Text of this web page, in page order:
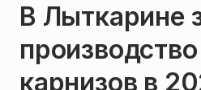
В Лыткарине
карнизов в